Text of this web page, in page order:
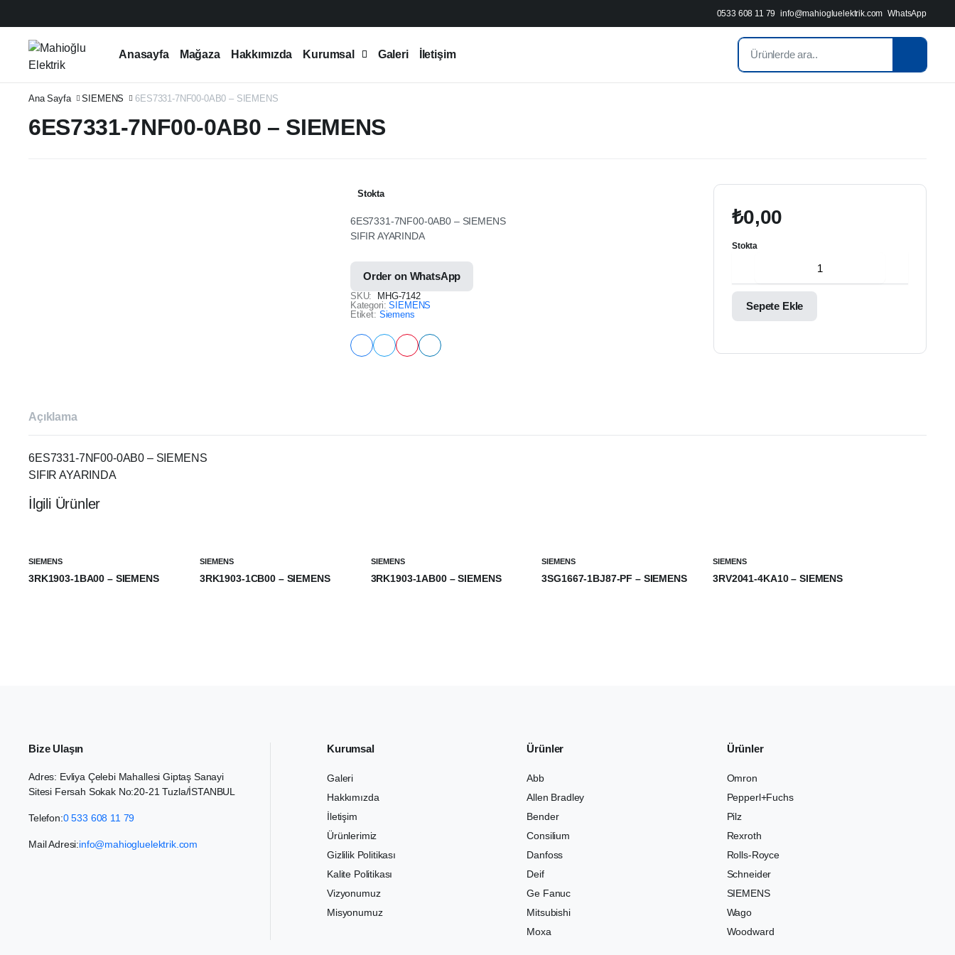
0533 608 11 79 info@mahiogluelektrik.com WhatsApp
Anasayfa Mağaza Hakkımızda Kurumsal Galeri İletişim
Ana Sayfa SIEMENS 6ES7331-7NF00-0AB0 – SIEMENS
6ES7331-7NF00-0AB0 – SIEMENS
₺0,00
Stokta
0AB0
SIEMENS
Sepete Ekle
Stokta
6ES7331-7NF00-0AB0 – SIEMENS
SIFIR AYARINDA
Order on WhatsApp
SKU:
MHG-7142
Kategori: SIEMENS
Etiket: Siemens
Açıklama
6ES7331-7NF00-0AB0 – SIEMENS
SIFIR AYARINDA
İlgili Ürünler
SIEMENS
3RK1903-1BA00 – SIEMENS
₺0,00
SIEMENS
3RK1903-1CB00 – SIEMENS
₺0,00
SIEMENS
3RK1903-1AB00 – SIEMENS
₺0,00
SIEMENS
3SG1667-1BJ87-PF – SIEMENS
₺0,00
SIEMENS
3RV2041-4KA10 – SIEMENS
₺0,00
Bize Ulaşın
Adres: Evliya Çelebi Mahallesi Giptaş Sanayi
Sitesi Fersah Sokak No:20-21 Tuzla/İSTANBUL
Telefon:0 533 608 11 79
Mail Adresi:info@mahiogluelektrik.com
Kurumsal
Galeri
Hakkımızda
İletişim
Ürünlerimiz
Gizlilik Politikası
Kalite Politikası
Vizyonumuz
Misyonumuz
Ürünler
Abb
Allen Bradley
Bender
Consilium
Danfoss
Deif
Ge Fanuc
Mitsubishi
Moxa
Ürünler
Omron
Pepperl+Fuchs
Pilz
Rexroth
Rolls-Royce
Schneider
SIEMENS
Wago
Woodward